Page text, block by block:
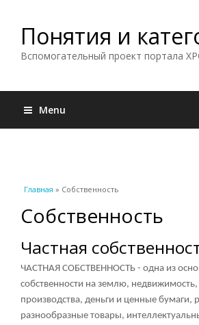
Понятия и
Вспомогательный проект портала
Menu
Вы здесь
Главная » Собственность
Собственность
Частная
ЧАСТНАЯ СОБСТВЕННОСТЬ - одна из
собственности на землю, недвижимость,
производства, деньги и ценные бумаги,
разнообразные товары,